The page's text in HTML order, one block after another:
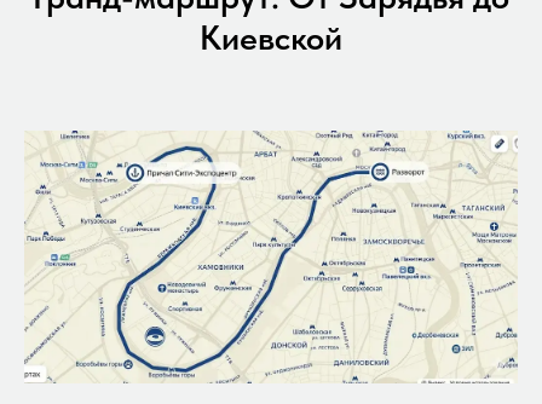
Киевской